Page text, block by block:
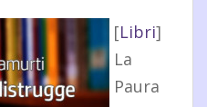
[Libri]
La
Paura